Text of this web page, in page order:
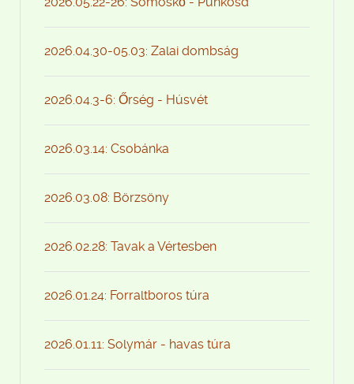
2026.04.30-05.03: Zalai dombság
2026.04.3-6: Őrség - Húsvét
2026.03.14: Csobánka
2026.03.08: Börzsöny
2026.02.28: Tavak a Vértesben
2026.01.24: Forraltboros túra
2026.01.11: Solymár - havas túra